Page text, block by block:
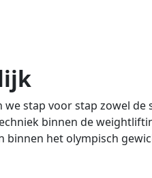
stap voor stap zowel
binnen de
binnen het olympisch